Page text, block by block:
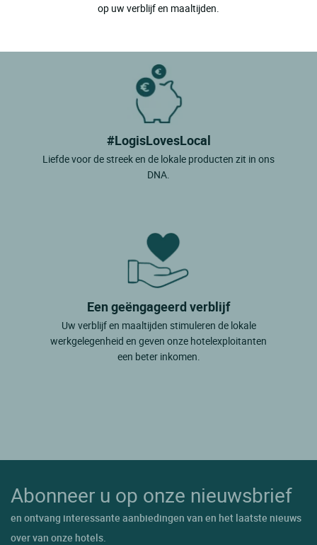
op uw verblijf en maaltijden.
#LogisLovesLocal
Liefde voor de streek en de lokale producten zit in ons
DNA.
Een geëngageerd verblijf
Uw verblijf en maaltijden stimuleren de lokale
werkgelegenheid en geven onze hotelexploitanten
een beter inkomen.
Abonneer u op onze nieuwsbrief
en ontvang interessante aanbiedingen van en het laatste nieuws
over van onze hotels.